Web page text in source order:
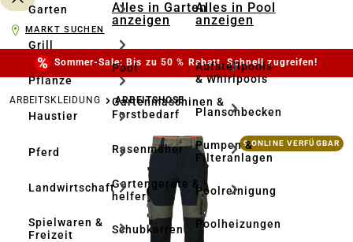
Garten
Grill
Pflanze
Haustier
Pferd
Landwirtschaft
Spielwaren &
Freizeit
Alles in Garten
anzeigen
Pool
Gartenmaschinen &
Forstbedarf
Rasenmäher
Gartengeräte & -
helfer
Schubkarren
Alles in Pool
anzeigen
Aufstellpools
& Whirlpools
Planschbecken
Pumpen &
Filteranlagen
Poolreinigung
Poolheizungen
MARKT SUCHEN
Sommer-Sale: Bis zu 50 % Rabatt. Schnell zugreifen!
ARBEITSKLEIDUNG ARBEITSHOSE
Bildergalerie überspringen 9 ONLINE VERFÜGBAR